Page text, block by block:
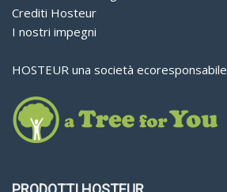
Crediti Hosteur
I nostri impegni
HOSTEUR una società ecoresponsabile